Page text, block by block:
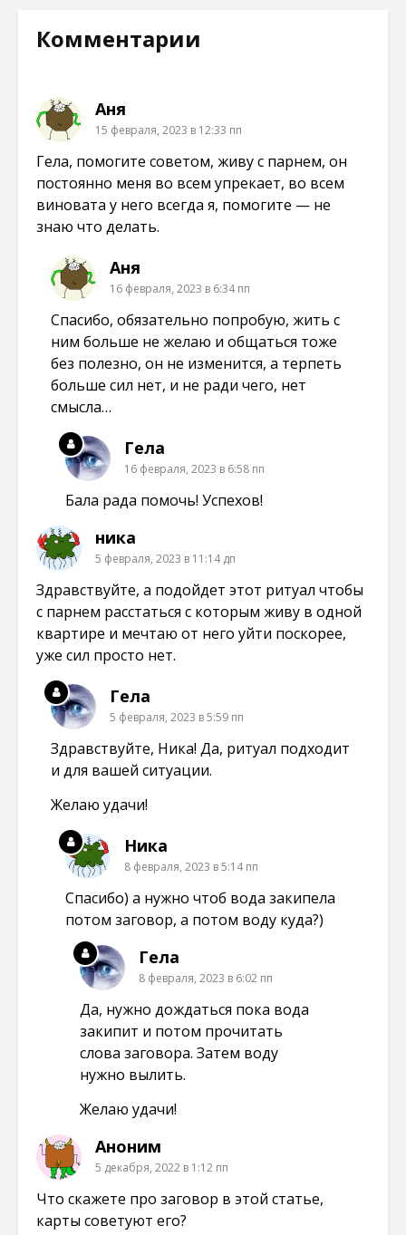
о
е
)
о
н
е
)
о
в
е е
)
Комментарии
Аня
15 февраля, 2023 в 12:33 пп
Гела, помогите советом, живу с парнем, он
постоянно меня во всем упрекает, во всем
виновата у него всегда я, помогите — не
знаю что делать.
Аня
16 февраля, 2023 в 6:34 пп
Спасибо, обязательно попробую, жить с
ним больше не желаю и общаться тоже
без полезно, он не изменится, а терпеть
больше сил нет, и не ради чего, нет
смысла…
Гела
16 февраля, 2023 в 6:58 пп
Бала рада помочь! Успехов!
ника
5 февраля, 2023 в 11:14 дп
Здравствуйте, а подойдет этот ритуал чтобы
с парнем расстаться с которым живу в одной
квартире и мечтаю от него уйти поскорее,
уже сил просто нет.
Гела
5 февраля, 2023 в 5:59 пп
Здравствуйте, Ника! Да, ритуал подходит
и для вашей ситуации.
Желаю удачи!
Ника
8 февраля, 2023 в 5:14 пп
Спасибо) а нужно чтоб вода закипела
потом заговор, а потом воду куда?)
Гела
8 февраля, 2023 в 6:02 пп
Да, нужно дождаться пока вода
закипит и потом прочитать
слова заговора. Затем воду
нужно вылить.
Желаю удачи!
Аноним
5 декабря, 2022 в 1:12 пп
Что скажете про заговор в этой статье,
карты советуют его?